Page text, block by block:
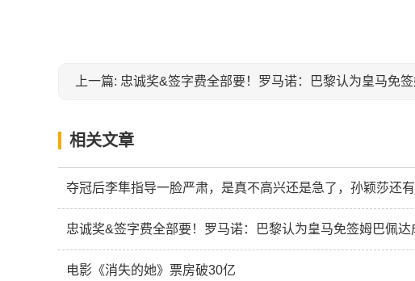
上一篇: 忠诚奖&签字费全部要！罗马诺：巴黎认为皇马免
相关文章
夺冠后李隼指导一脸严肃，是真不高兴还是急了，孙颖莎还
忠诚奖&签字费全部要！罗马诺：巴黎认为皇马免签姆巴佩达
电影《消失的她》票房破30亿